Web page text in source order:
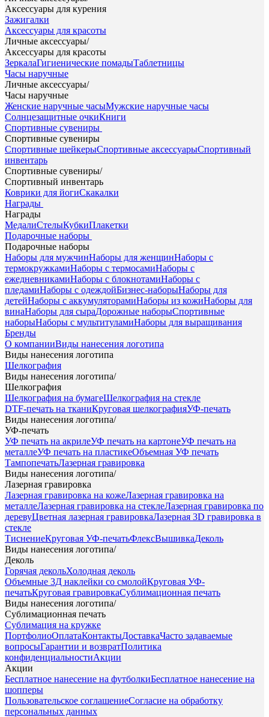
Аксессуары для курения
Зажигалки
Аксессуары для красоты
Личные аксессуары/
Аксессуары для красоты
ЗеркалаГигиенические помадыТаблетницы
Часы наручные
Личные аксессуары/
Часы наручные
Женские наручные часыМужские наручные часы
Солнцезащитные очкиКниги
Спортивные сувениры
Спортивные сувениры
Спортивные шейкерыСпортивные аксессуарыСпортивный
инвентарь
Спортивные сувениры/
Спортивный инвентарь
Коврики для йогиСкакалки
Награды
Награды
МедалиСтелыКубкиПлакетки
Подарочные наборы
Подарочные наборы
Наборы для мужчинНаборы для женщинНаборы с
термокружкамиНаборы с термосамиНаборы с
ежедневникамиНаборы с блокнотамиНаборы с
пледамиНаборы с одеждойБизнес-наборыНаборы для
детейНаборы с аккумуляторамиНаборы из кожиНаборы для
винаНаборы для сыраДорожные наборыСпортивные
наборыНаборы с мультитуламиНаборы для выращивания
Бренды
О компанииВиды нанесения логотипа
Виды нанесения логотипа
Шелкография
Виды нанесения логотипа/
Шелкография
Шелкография на бумагеШелкография на стекле
DTF-печать на тканиКруговая шелкографияУФ-печать
Виды нанесения логотипа/
УФ-печать
УФ печать на акрилеУФ печать на картонеУФ печать на
металлеУФ печать на пластикеОбъемная УФ печать
ТампопечатьЛазерная гравировка
Виды нанесения логотипа/
Лазерная гравировка
Лазерная гравировка на кожеЛазерная гравировка на
металлеЛазерная гравировка на стеклеЛазерная гравировка по
деревуЦветная лазерная гравировкаЛазерная 3D гравировка в
стекле
ТиснениеКруговая УФ-печатьФлексВышивкаДеколь
Виды нанесения логотипа/
Деколь
Горячая декольХолодная деколь
Объемные 3Д наклейки со смолойКруговая УФ-
печатьКруговая гравировкаСублимационная печать
Виды нанесения логотипа/
Сублимационная печать
Сублимация на кружке
ПортфолиоОплатаКонтактыДоставкаЧасто задаваемые
вопросыГарантии и возвратПолитика
конфиденциальностиАкции
Акции
Бесплатное нанесение на футболкиБесплатное нанесение на
шопперы
Пользовательское соглашениеСогласие на обработку
персональных данных